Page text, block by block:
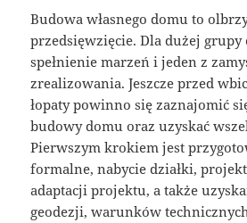
Budowa własnego domu to
przedsięwzięcie. Dla dużej grupy
spełnienie marzeń i jeden z
zrealizowania. Jeszcze przed
łopaty powinno się zaznajomić
budowy domu oraz uzyskać
Pierwszym krokiem jest
formalne, nabycie działki,
adaptacji projektu, a także
geodezji, warunków